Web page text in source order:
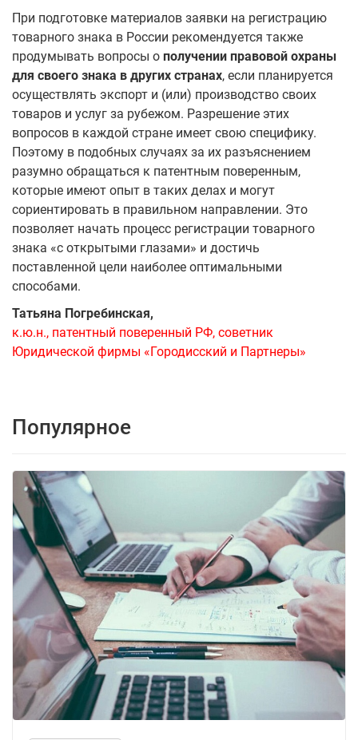
При подготовке материалов заявки на регистрацию
товарного знака в России рекомендуется также
продумывать вопросы о получении правовой охраны
для своего знака в других странах, если планируется
осуществлять экспорт и (или) производство своих
товаров и услуг за рубежом. Разрешение этих
вопросов в каждой стране имеет свою специфику.
Поэтому в подобных случаях за их разъяснением
разумно обращаться к патентным поверенным,
которые имеют опыт в таких делах и могут
сориентировать в правильном направлении. Это
позволяет начать процесс регистрации товарного
знака «с открытыми глазами» и достичь
поставленной цели наиболее оптимальными
способами.
Татьяна Погребинская,
к.ю.н., патентный поверенный РФ, советник
Юридической фирмы «Городисский и Партнеры»
Популярное